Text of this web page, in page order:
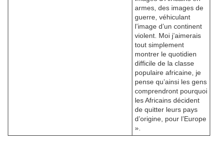
armes, des images de
guerre, véhiculant
l’image d’un continent
violent. Moi j’aimerais
tout simplement
montrer le quotidien
difficile de la classe
populaire africaine, je
pense qu’ainsi les gens
comprendront pourquoi
les Africains décident
de quitter leurs pays
d’origine, pour l’Europe
».